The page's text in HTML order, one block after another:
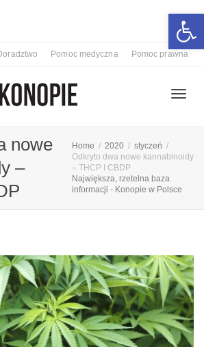
Pomoc medyczna Pomoc prawna
nowe
–
Home 2020
styczeń
Odkryto dwa nowe kannabinoidy
– THCP I CBDP
Największa, rzetelna baza
informacji - Konopie w Polsce